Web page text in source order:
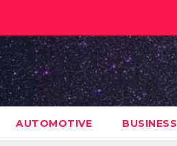
AUTOMOTIVE BUSINESS